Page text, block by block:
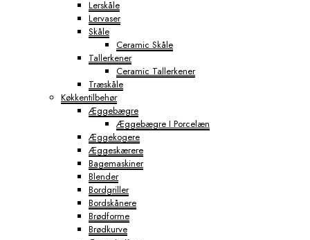
Lerskåle
Lervaser
Skåle
Ceramic Skåle
Tallerkener
Ceramic Tallerkener
Træskåle
Køkkentilbehør
Æggebægre
Æggebægre I Porcelæn
Æggekogere
Æggeskærere
Bagemaskiner
Blender
Bordgriller
Bordskånere
Brødforme
Brødkurve